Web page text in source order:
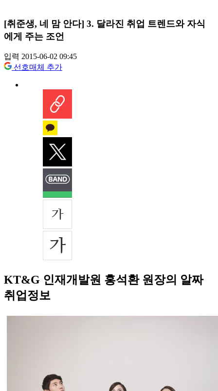
[취준생, 네 맘 안다] 3. 달라진 취업 트렌드와 자식
에게 주는 조언
입력 2015-06-02 09:45
선호매체 추가
KT&G 인재개발원 홍석환 원장의 알짜
취업정보